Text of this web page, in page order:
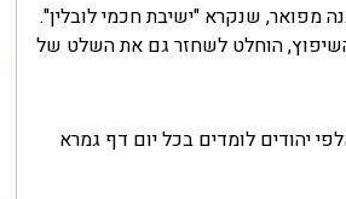
ישיבה חדשה במבנה מפואר, שנקרא "ישיבת חכמי לובלין".
השיפוץ, הוחלט לשחזר גם את השלט של
יהודים לומדים בכל יום דף גמרא